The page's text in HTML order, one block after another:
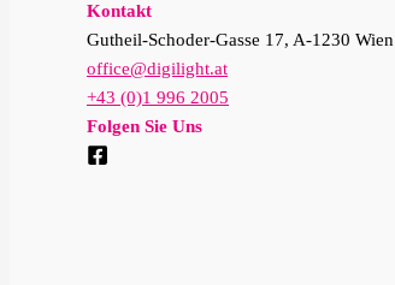
Kontakt
Gutheil-Schoder-Gasse 17, A-1230 Wien
office@digilight.at
+43 (0)1 996 2005
Folgen Sie Uns